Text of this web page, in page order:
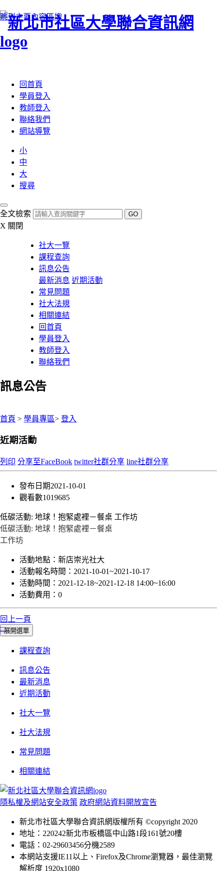
跳到主要內容區塊
回首頁
學員登入
教師登入
聯絡我們
網站導覽
小
中
大
搜尋
全文檢索 GO
X 關閉
社大一覽
課程查詢
訊息公告
最新消息 近期活動
常見問題
社大法規
相關連結
回首頁
學員登入
教師登入
聯絡我們
訊息公告
首頁 > 學員專區> 登入
近期活動
列印 分享至FaceBook twitter社群分享 line社群分享
發布日期2021-10-01
觀看數1019685
低碳活動: 地球！抱緊處裡－餐桌 工作坊
低碳活動: 地球！抱緊處裡－餐桌
工作坊
活動地點： 新店崇光社大
活動報名時間： 2021-10-01~2021-10-17
活動時間： 2021-12-18~2021-12-18 14:00~16:00
活動費用： 0
回上一頁
:::展開選單
課程查詢
訊息公告
最新消息
近期活動
社大一覽
社大法規
常見問題
相關連結
隱私權及網站安全政策 政府網站資料開放宣告
新北市社區大學聯合資訊網版權所有 ©copyright 2020
地址：220242新北市板橋區中山路1段161號20樓
電話：02-29603456分機2589
本網站支援IE11以上、Firefox及Chrome瀏覽器，最佳瀏覽
解析度 1920x1080